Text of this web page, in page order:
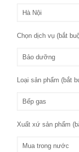
Chọn dịch vụ (bắt
Loại sản phẩm (bắt
Xuất xứ sản phẩm